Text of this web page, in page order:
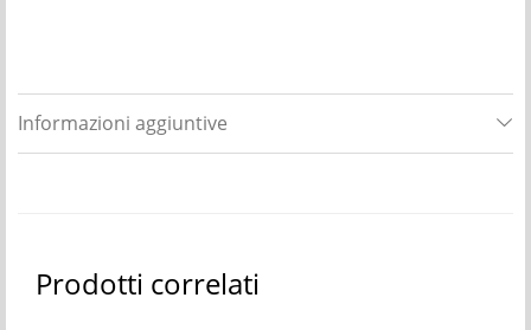
Informazioni aggiuntive
Prodotti correlati